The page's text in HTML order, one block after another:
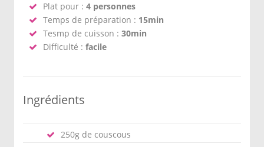
Plat pour : 4 personnes
Temps de préparation : 15min
Tesmp de cuisson : 30min
Difficulté : facile
Ingrédients
250g de couscous